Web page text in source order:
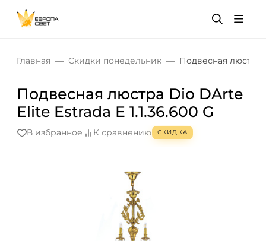
Главная Скидки понедельник Подвесная люстра
Подвесная люстра Dio DArte
Elite Estrada E 1.1.36.600 G
В избранное К сравнению СКИДКА